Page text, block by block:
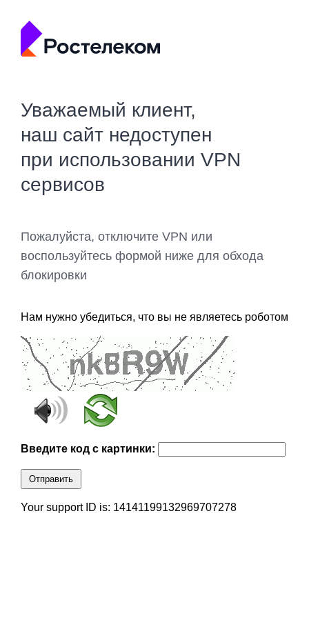
Уважаемый клиент,
наш сайт недоступен
при использовании VPN
сервисов
Пожалуйста, отключите VPN или
воспользуйтесь формой ниже для обхода
блокировки
Нам нужно убедиться, что вы не являетесь роботом
Введите код с картинки:
Отправить
Your support ID is: 14141199132969707278